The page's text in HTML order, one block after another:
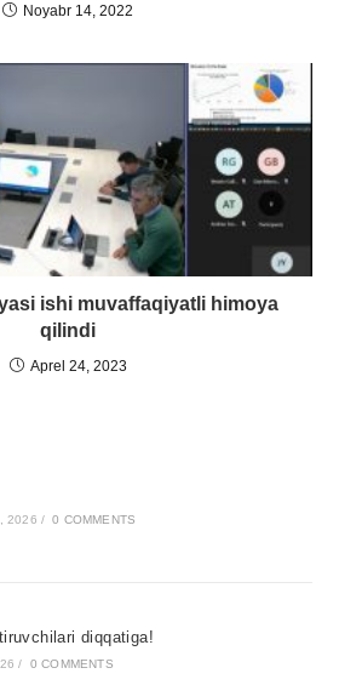
Noyabr 14, 2022
ishi muvaffaqiyatli himoya
qilindi
Aprel 24, 2023
2026 / 0 COMMENTS
diqqatiga!
/ 0 COMMENTS